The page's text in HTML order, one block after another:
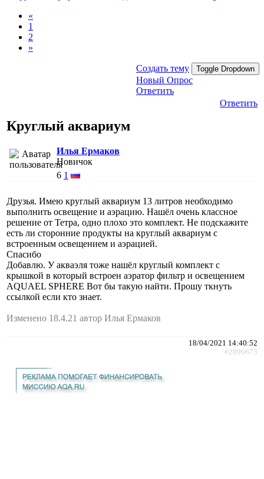
«
1
2
»
Создать тему Toggle Dropdown
Новый Опрос
Ответить
Ответить
Круглый аквариум
Илья Ермаков
Новичок
6 1
Друзья. Имею круглый аквариум 13 литров необходимо
выполнить освещение и аэрацию. Нашёл очень классное
решение от Тетра, одно плохо это комплект. Не подскажите
есть ли сторонние продукты на круглый аквариум с
встроенным освещением и аэрацией.
Спасибо
Добавлю. У акваэля тоже нашёл круглый комплект с
крышкой в который встроен аэратор фильтр и освещением
AQUAEL SPHERE Вот бы такую найти. Прошу ткнуть
ссылкой если кто знает.
Изменено 18.4.21 автор Илья Ермаков
18/04/2021 14:40:52
#2896673